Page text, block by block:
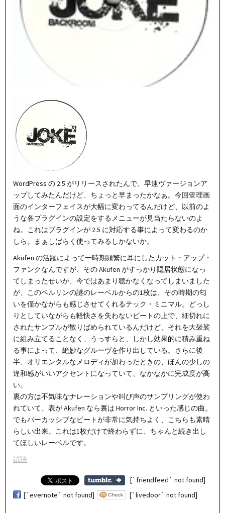
WordPress の 2.5 がリリースされたんで、早速ヴァージョンア
ップしてみたんだけど、ちょっと早まったかなぁ。今回管理画
面のインターフェイスが大幅に変わってるんだけど、以前のよ
うな各プラグインの設定をするメニューが見当たらないのよ
ね。これはプラグインが 2.5 に対応する事によって変わるのか
しら。まぁしばらく使ってみるしかないか。
Akufen の活躍によって一時期頻繁に耳にしたカット・アップ・
ファンクなんですが、その Akufen がすっかり隠居状態になっ
てしまったせいか、今ではあまり聴かなくなってしまいました
が、このベルリンの謎のレーベルからの1枚は、その時期の匂
いを僅かながらも感じさせてくれるテック・ミニマル。どっし
りとしていながらも軽快さを失わないビートの上で、細切れに
されたサンプルが散りばめられているんだけど、それを大袈裟
に組み立てることなく、うっすらと、しかし効果的に積み重ね
る事によって、絶妙なグルーヴを作り出している。さらに後
半、オリエンタルなメロディが加わったときの、ほんの少しの
違和感がいいアクセントになっていて、なかなかに完成度が高
い。
裏の方は不気味なナレーションや叫び声のサンプリングが使わ
れていて、表が Akufen なら裏は Horror Inc. といった感じの曲。
でもパーカッシブなビートが非常に気持ちよく、こちらも素晴
らしい出来。これは1枚だけで終わらずに、ちゃんと続き出し
てほしいレーベルです。
試聴
[`friendfeed` not found]
[`evernote` not found]
[`livedoor` not found]